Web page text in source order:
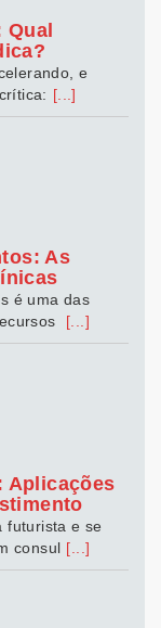
e
[...]
As
[...]
Aplicações
futurista e se
consul [...]